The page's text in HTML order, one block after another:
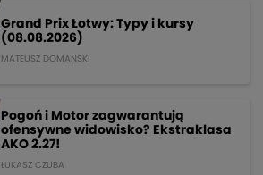
Grand Prix Łotwy: Typy i kursy
(08.08.2026)
MATEUSZ DOMANSKI
Pogoń i Motor zagwarantują
ofensywne widowisko? Ekstraklasa
AKO 2.27!
ŁUKASZ CZUBA